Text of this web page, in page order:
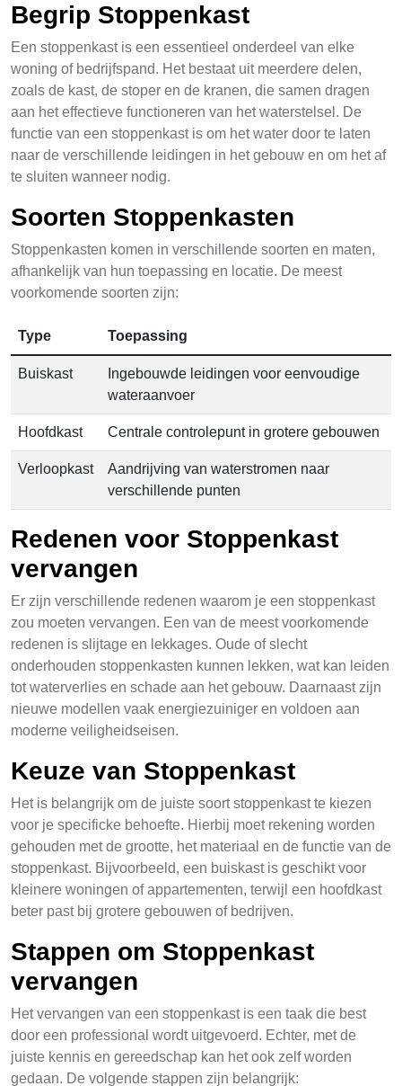
Begrip Stoppenkast
Een stoppenkast is een essentieel onderdeel van elke
woning of bedrijfspand. Het bestaat uit meerdere delen,
zoals de kast, de stoper en de kranen, die samen dragen
aan het effectieve functioneren van het waterstelsel. De
functie van een stoppenkast is om het water door te laten
naar de verschillende leidingen in het gebouw en om het af
te sluiten wanneer nodig.
Soorten Stoppenkasten
Stoppenkasten komen in verschillende soorten en maten,
afhankelijk van hun toepassing en locatie. De meest
voorkomende soorten zijn:
Type Toepassing
Buiskast
Ingebouwde leidingen voor eenvoudige
wateraanvoer
Hoofdkast Centrale controlepunt in grotere gebouwen
Verloopkast
Aandrijving van waterstromen naar
verschillende punten
Redenen voor Stoppenkast
vervangen
Er zijn verschillende redenen waarom je een stoppenkast
zou moeten vervangen. Een van de meest voorkomende
redenen is slijtage en lekkages. Oude of slecht
onderhouden stoppenkasten kunnen lekken, wat kan leiden
tot waterverlies en schade aan het gebouw. Daarnaast zijn
nieuwe modellen vaak energiezuiniger en voldoen aan
moderne veiligheidseisen.
Keuze van Stoppenkast
Het is belangrijk om de juiste soort stoppenkast te kiezen
voor je specificke behoefte. Hierbij moet rekening worden
gehouden met de grootte, het materiaal en de functie van de
stoppenkast. Bijvoorbeeld, een buiskast is geschikt voor
kleinere woningen of appartementen, terwijl een hoofdkast
beter past bij grotere gebouwen of bedrijven.
Stappen om Stoppenkast
vervangen
Het vervangen van een stoppenkast is een taak die best
door een professional wordt uitgevoerd. Echter, met de
juiste kennis en gereedschap kan het ook zelf worden
gedaan. De volgende stappen zijn belangrijk: